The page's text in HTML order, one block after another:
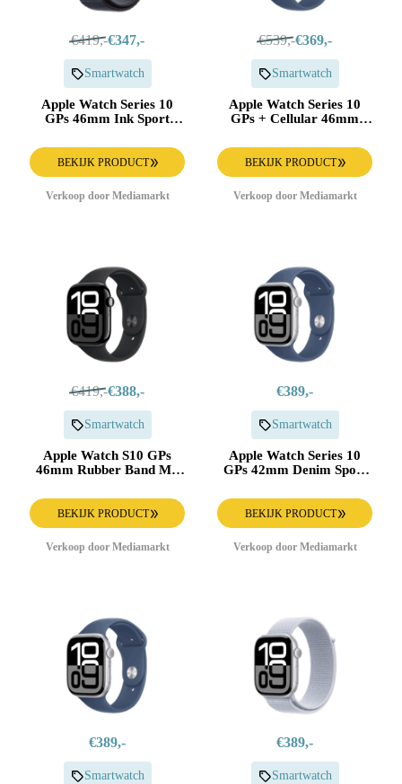
€419,-€347,-
Smartwatch
Apple Watch Series 10
GPs 46mm Ink Sport
Black
BEKIJK PRODUCT
Verkoop door Mediamarkt
€539,-€369,-
Smartwatch
Apple Watch Series 10
GPs + Cellular 46mm
Smartwatch Silver
BEKIJK PRODUCT
Verkoop door Mediamarkt
€419,-€388,-
Smartwatch
Apple Watch S10 GPs
46mm Rubber Band M/l
Jet Black
BEKIJK PRODUCT
Verkoop door Mediamarkt
€389,-
Smartwatch
Apple Watch Series 10
GPs 42mm Denim Sport
Silver
BEKIJK PRODUCT
Verkoop door Mediamarkt
€389,-
Smartwatch
€389,-
Smartwatch